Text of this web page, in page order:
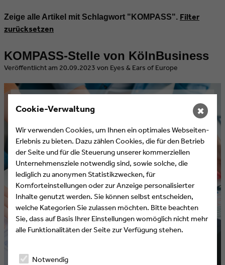
Zeige alle Artikel mit Schlagwort "KOMPASS". Filter
zurücksetzen
KOMPASS-Stelle von KölnBusiness
​Veröffentlicht am 20.09.2023 von Eyes & Ears of Europe
Cookie-Verwaltung
Wir verwenden Cookies, um Ihnen ein optimales Webseiten-
Erlebnis zu bieten. Dazu zählen Cookies, die für den Betrieb
der Seite und für die Steuerung unserer kommerziellen
Unternehmensziele notwendig sind, sowie solche, die
lediglich zu anonymen Statistikzwecken, für
Komforteinstellungen oder zur Anzeige personalisierter
Inhalte genutzt werden. Sie können selbst entscheiden,
welche Kategorien Sie zulassen möchten. Bitte beachten
Sie, dass auf Basis Ihrer Einstellungen womöglich nicht mehr
alle Funktionalitäten der Seite zur Verfügung stehen.
Notwendig
✖